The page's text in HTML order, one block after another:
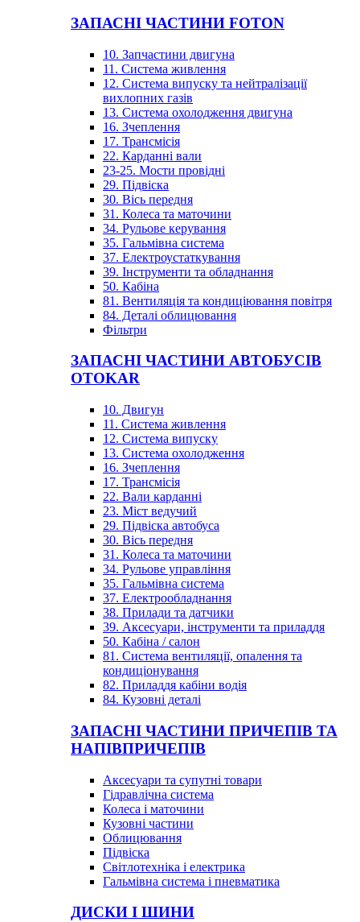
ЗАПАСНІ ЧАСТИНИ FOTON
10. Запчастини двигуна
11. Система живлення
12. Система випуску та нейтралізації
вихлопних газів
13. Система охолодження двигуна
16. Зчеплення
17. Трансмісія
22. Карданні вали
23-25. Мости провідні
29. Підвіска
30. Вісь передня
31. Колеса та маточини
34. Рульове керування
35. Гальмівна система
37. Електроустаткування
39. Інструменти та обладнання
50. Кабіна
81. Вентиляція та кондиціювання повітря
84. Деталі облицювання
Фільтри
ЗАПАСНІ ЧАСТИНИ АВТОБУСІВ
OTOKAR
10. Двигун
11. Система живлення
12. Система випуску
13. Система охолодження
16. Зчеплення
17. Трансмісія
22. Вали карданні
23. Міст ведучий
29. Підвіска автобуса
30. Вісь передня
31. Колеса та маточини
34. Рульове управління
35. Гальмівна система
37. Електрообладнання
38. Прилади та датчики
39. Аксесуари, інструменти та приладдя
50. Кабіна / салон
81. Система вентиляції, опалення та
кондиціонування
82. Приладдя кабіни водія
84. Кузовні деталі
ЗАПАСНІ ЧАСТИНИ ПРИЧЕПІВ ТА
НАПІВПРИЧЕПІВ
Аксесуари та супутні товари
Гідравлічна система
Колеса і маточини
Кузовні частини
Облицювання
Підвіска
Світлотехніка і електрика
Гальмівна система і пневматика
ДИСКИ І ШИНИ